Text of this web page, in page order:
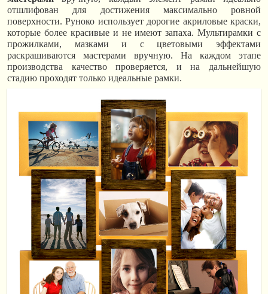
отшлифован для достижения максимально ровной
поверхности. Руноко использует дорогие акриловые краски,
которые более красивые и не имеют запаха. Мультирамки с
прожилками, мазками и с цветовыми эффектами
раскрашиваются мастерами вручную. На каждом этапе
производства качество проверяется, и на дальнейшую
стадию проходят только идеальные рамки.